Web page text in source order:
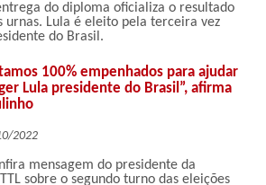
do diploma oficializa o resultado
urnas. Lula é eleito pela terceira vez
do Brasil.
100% empenhados para ajudar
Lula presidente do Brasil”, afirma
2022
mensagem do presidente da
sobre o segundo turno das eleições